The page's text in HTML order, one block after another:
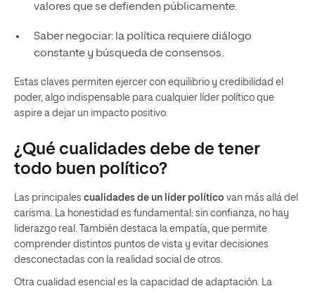
valores que se defienden públicamente.
Saber negociar: la política requiere diálogo
constante y búsqueda de consensos.
Estas claves permiten ejercer con equilibrio y credibilidad el
poder, algo indispensable para cualquier líder político que
aspire a dejar un impacto positivo.
¿Qué cualidades debe de tener
todo buen político?
Las principales cualidades de un líder político van más allá del
carisma. La honestidad es fundamental: sin confianza, no hay
liderazgo real. También destaca la empatía, que permite
comprender distintos puntos de vista y evitar decisiones
desconectadas con la realidad social de otros.
Otra cualidad esencial es la capacidad de adaptación. La